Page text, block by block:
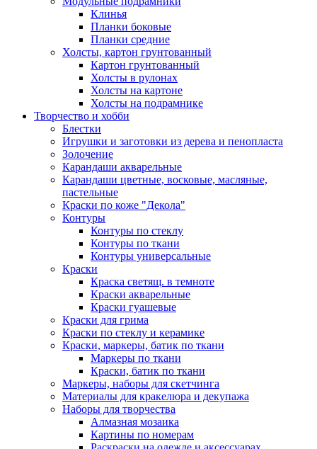
Клинья
Планки боковые
Планки средние
Холсты, картон грунтованный
Картон грунтованный
Холсты в рулонах
Холсты на картоне
Холсты на подрамнике
Творчество и хобби
Блестки
Игрушки и заготовки из дерева и пенопласта
Золочение
Карандаши акварельные
Карандаши цветные, восковые, масляные,
пастельные
Краски по коже "Декола"
Контуры
Контуры по стеклу
Контуры по ткани
Контуры универсальные
Краски
Краска светящ. в темноте
Краски акварельные
Краски гуашевые
Краски для грима
Краски по стеклу и керамике
Краски, маркеры, батик по ткани
Маркеры по ткани
Краски, батик по ткани
Маркеры, наборы для скетчинга
Материалы для кракелюра и декупажа
Наборы для творчества
Алмазная мозаика
Картины по номерам